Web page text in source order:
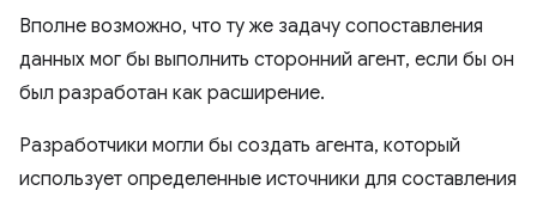
Вполне возможно, что ту же задачу сопоставления
данных мог бы выполнить сторонний агент, если бы он
был разработан как расширение.
Разработчики могли бы создать агента, который
использует определенные источники для составления